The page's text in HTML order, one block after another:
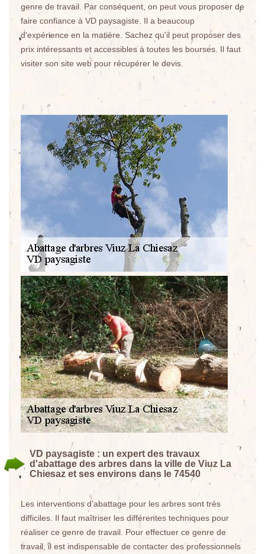
genre de travail. Par conséquent, on peut vous proposer de
faire confiance à VD paysagiste. Il a beaucoup
d'expérience en la matière. Sachez qu'il peut proposer des
prix intéressants et accessibles à toutes les bourses. Il faut
visiter son site web pour récupérer le devis.
VD paysagiste : un expert des travaux
d'abattage des arbres dans la ville de Viuz La
Chiesaz et ses environs dans le 74540
Les interventions d'abattage pour les arbres sont très
difficiles. Il faut maîtriser les différentes techniques pour
réaliser ce genre de travail. Pour effectuer ce genre de
travail, il est indispensable de contacter des professionnels